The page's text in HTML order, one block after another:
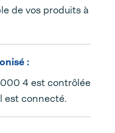
de vos produits à
:
4 est contrôlée
est connecté.